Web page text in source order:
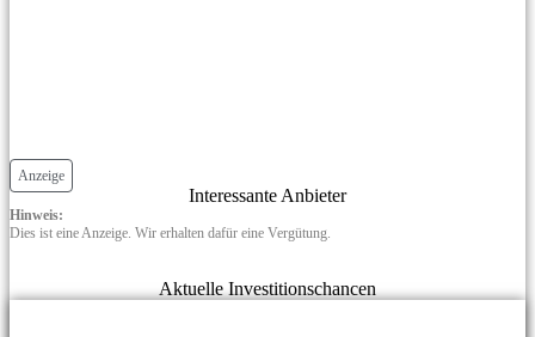
Anzeige
Interessante Anbieter
Hinweis:
Dies ist eine Anzeige. Wir erhalten dafür eine Vergütung.
Aktuelle Investitionschancen